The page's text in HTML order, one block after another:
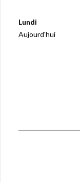
Lundi
Aujourd'hui